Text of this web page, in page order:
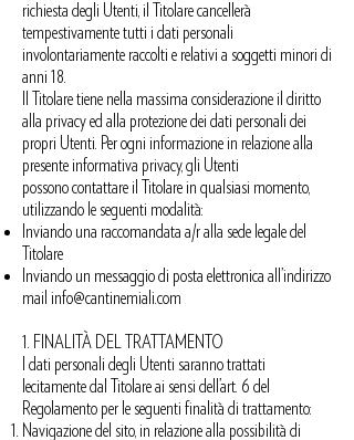
richiesta degli Utenti, il Titolare cancellerà
tempestivamente tutti i dati personali
involontariamente raccolti e relativi a soggetti minori di
anni 18.
Il Titolare tiene nella massima considerazione il diritto
alla privacy ed alla protezione dei dati personali dei
propri Utenti. Per ogni informazione in relazione alla
presente informativa privacy, gli Utenti
possono contattare il Titolare in qualsiasi momento,
utilizzando le seguenti modalità:
Inviando una raccomandata a/r alla sede legale del
Titolare
Inviando un messaggio di posta elettronica all’indirizzo
mail info@cantinemiali.com
1. FINALITÀ DEL TRATTAMENTO
I dati personali degli Utenti saranno trattati
lecitamente dal Titolare ai sensi dell’art. 6 del
Regolamento per le seguenti finalità di trattamento:
Navigazione del sito, in relazione alla possibilità di